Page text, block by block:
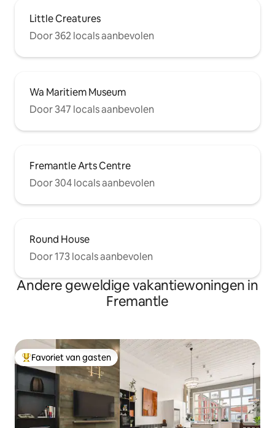
Little Creatures
Door 362 locals aanbevolen
Wa Maritiem Museum
Door 347 locals aanbevolen
Fremantle Arts Centre
Door 304 locals aanbevolen
Round House
Door 173 locals aanbevolen
Andere geweldige vakantiewoningen in
Fremantle
Topfavoriet van gasten
Favoriet van gasten